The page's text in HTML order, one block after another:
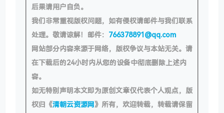
后果请用户自负。
我们非常重视版权问题，如有侵权请邮件与我们联系
处理。敬请谅解！邮件： 766378891@qq.com
网站部分内容来源于网络，版权争议与本站无关。请
在下载后的24小时内从您的设备中彻底删除上述内
容。
如无特别声明本文即为原创文章仅代表个人观点，版
权归《清朝云资源网》所有，欢迎转载，转载请保留